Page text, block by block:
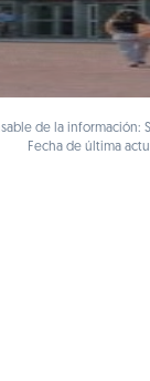
de la información:
Fecha de última